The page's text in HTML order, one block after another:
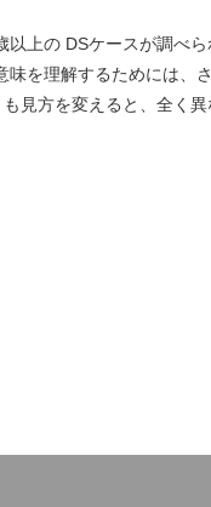
上の DSケースが調べ
味を理解するためには、
見方を変えると、全く